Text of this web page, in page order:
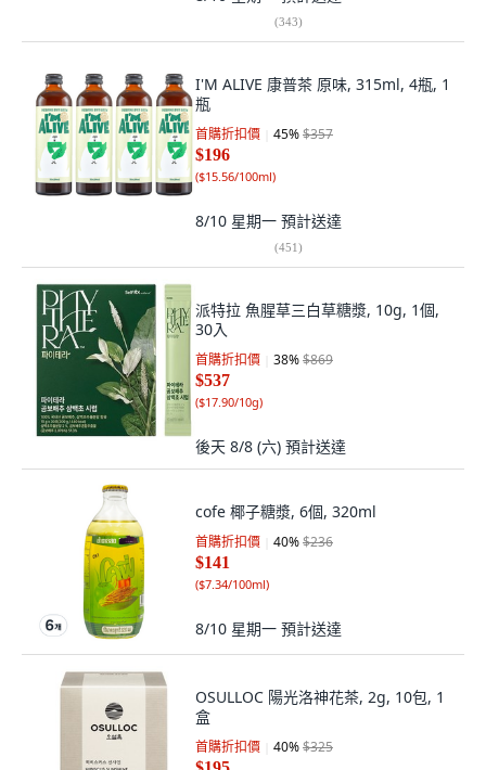
(343)
I'M ALIVE 康普茶 原味, 315ml, 4瓶, 1
瓶
首購折扣價 45%$357
$196
($15.56/100ml)
8/10 星期一 預計送達
(451)
派特拉 魚腥草三白草糖漿, 10g, 1個,
30入
首購折扣價 38%$869
$537
($17.90/10g)
後天 8/8 (六) 預計送達
cofe 椰子糖漿, 6個, 320ml
首購折扣價 40%$236
$141
($7.34/100ml)
8/10 星期一 預計送達
OSULLOC 陽光洛神花茶, 2g, 10包, 1
盒
首購折扣價 40%$325